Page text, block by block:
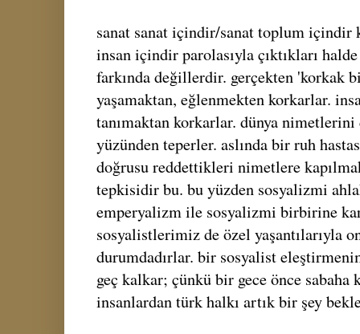
sanat sanat içindir/sanat toplum içindir
insan içindir parolasıyla çıktıkları
farkında değillerdir. gerçekten 'korkak
yaşamaktan, eğlenmekten korkarlar.
tanımaktan korkarlar. dünya nimetlerini
yüzünden teperler. aslında bir ruh
doğrusu reddettikleri nimetlere
tepkisidir bu. bu yüzden sosyalizmi
emperyalizm ile sosyalizmi birbirine
sosyalistlerimiz de özel yaşantılarıyla
durumdadırlar. bir sosyalist
geç kalkar; çünkü bir gece önce
insanlardan türk halkı artık bir şey